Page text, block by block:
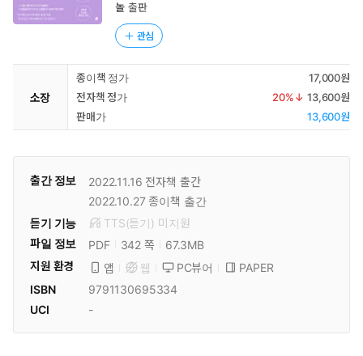
놀출판
관심
소장
종이책 정가
17,000원
전자책 정가
20%↓ 13,600원
판매가
13,600원
출간 정보 2022.11.16 전자책 출간
2022.10.27 종이책 출간
듣기 기능
TTS(듣기) 미 지원
파일 정보
PDF 342 쪽
67.3MB
지원 환경
앱 웹 PC뷰어
PAPER
ISBN
9791130695334
UCI
-